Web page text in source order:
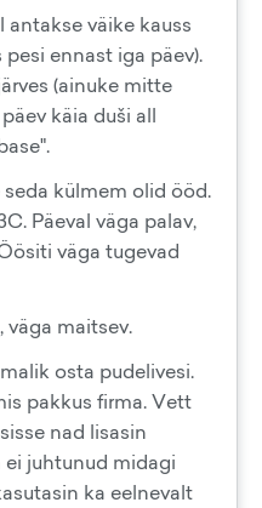
antakse väike kauss
ennast iga päev).
(ainuke mitte
käia duši all
külmem olid ööd.
Päeval väga palav,
väga tugevad
väga maitsev.
osta pudelivesi.
pakkus firma. Vett
nad lisasin
juhtunud midagi
ka eelnevalt